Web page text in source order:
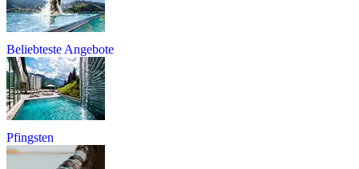
Beliebteste Angebote
Pfingsten